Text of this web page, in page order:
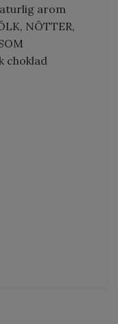
arom
NÖTTER,
choklad